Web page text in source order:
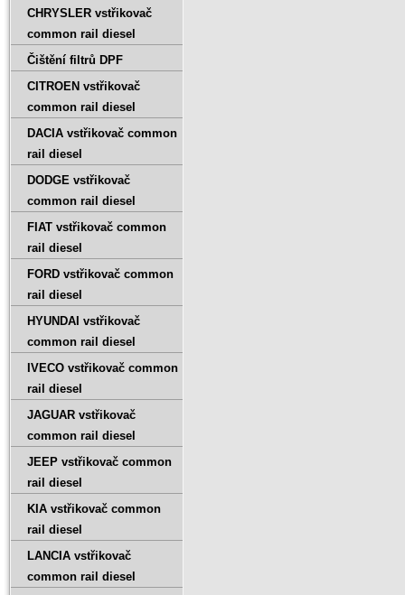
CHRYSLER vstřikovač
common rail diesel
Čištění filtrů DPF
CITROEN vstřikovač
common rail diesel
DACIA vstřikovač common
rail diesel
DODGE vstřikovač
common rail diesel
FIAT vstřikovač common
rail diesel
FORD vstřikovač common
rail diesel
HYUNDAI vstřikovač
common rail diesel
IVECO vstřikovač common
rail diesel
JAGUAR vstřikovač
common rail diesel
JEEP vstřikovač common
rail diesel
KIA vstřikovač common
rail diesel
LANCIA vstřikovač
common rail diesel